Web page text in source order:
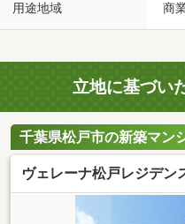
用途地域 商
立地に基づい
千葉県松戸市の新築マン
ヴェレーナ松戸レジデ